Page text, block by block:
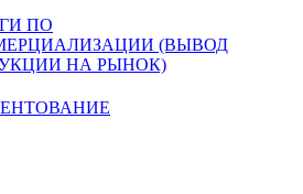
ПО
(ВЫВОД
НА РЫНОК)